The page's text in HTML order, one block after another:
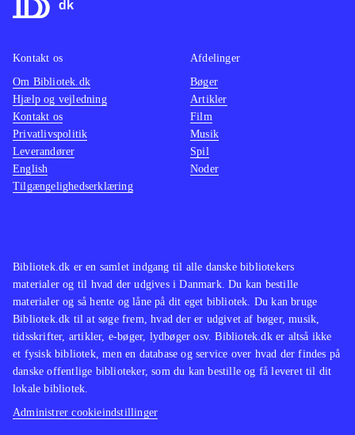
Bibliotek.dk er en samlet indgang til alle danske bibliotekers
materialer og til hvad der udgives i Danmark. Du kan bestille
materialer og så hente og låne på dit eget bibliotek. Du kan bruge
Bibliotek.dk til at søge frem, hvad der er udgivet af bøger, musik,
tidsskrifter, artikler, e-bøger, lydbøger osv. Bibliotek.dk er altså ikke
et fysisk bibliotek, men en database og service over hvad der findes på
danske offentlige biblioteker, som du kan bestille og få leveret til dit
lokale bibliotek.
Administrer cookieindstillinger
Kontakt os
Om Bibliotek.dk
Hjælp og vejledning
Kontakt os
Privatlivspolitik
Leverandører
English
Tilgængelighedserklæring
Afdelinger
Bøger
Artikler
Film
Musik
Spil
Noder